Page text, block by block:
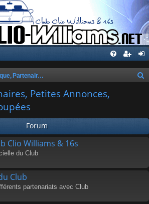
Boutique, Partenaires, Petites Annonces, Commandes Groupées
h
Petites Annonces,
Forum
Clio Williams & 16s
du Club
Club
partenariats avec Club